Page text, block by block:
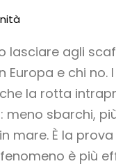
lasciare agli
Europa e chi no.
la rotta
meno sbarchi,
mare. È la
è più